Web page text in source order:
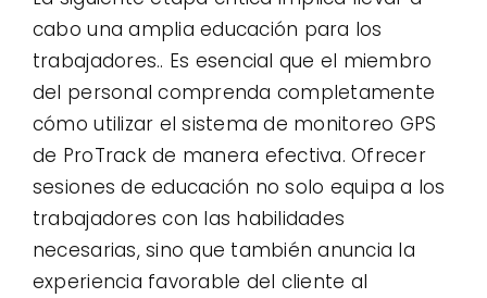
cabo una amplia educación para los
trabajadores.. Es esencial que el miembro
del personal comprenda completamente
cómo utilizar el sistema de monitoreo GPS
de ProTrack de manera efectiva. Ofrecer
sesiones de educación no solo equipa a los
trabajadores con las habilidades
necesarias, sino que también anuncia la
experiencia favorable del cliente al